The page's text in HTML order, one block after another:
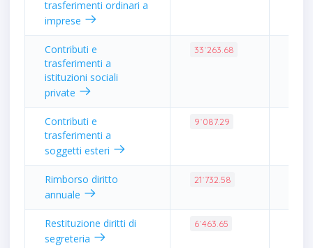
trasferimenti ordinari a
imprese
Contributi e
trasferimenti a
istituzioni sociali
private
33˙263.68
Contributi e
trasferimenti a
soggetti esteri
9˙087.29
Rimborso diritto
annuale
21˙732.58
Restituzione diritti di
segreteria
6˙463.65